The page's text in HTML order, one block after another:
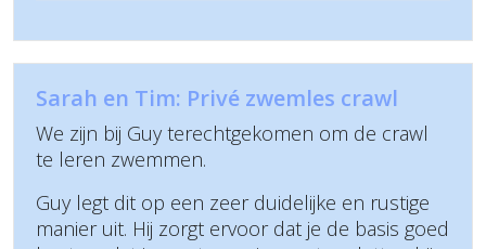
Sarah en Tim: Privé zwemles crawl
We zijn bij Guy terechtgekomen om de crawl
te leren zwemmen.
Guy legt dit op een zeer duidelijke en rustige
manier uit. Hij zorgt ervoor dat je de basis goed